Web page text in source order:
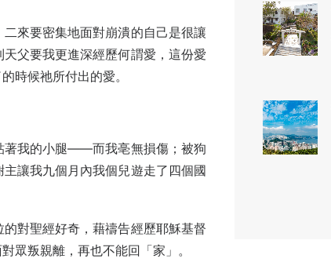
來要密集地面對崩潰的自己是很讓
父要我更進深經歷何謂愛，這份愛
時候祂所付出的愛。
著我的小腿——而我亳無損傷；被狗
讓我九個月內我個兒遊走了四個國
對聖經好奇，藉禱告經歷耶穌基督
眾叛親離，再也不能回「家」。